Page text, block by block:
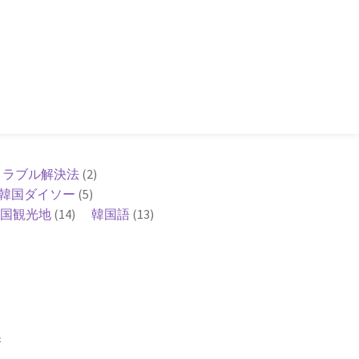
ラブル解決法 (2)
国ダイソー (5)
観光地 (14) 韓国語 (13)